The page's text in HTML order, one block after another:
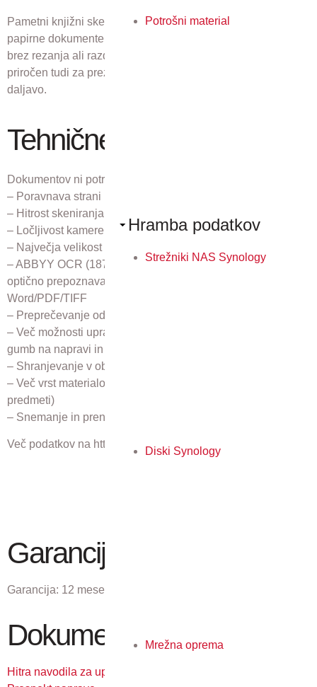
Potrošni material
Hramba podatkov
Strežniki NAS Synology
Diski Synology
Mrežna oprema
Pametni knjižni skener. Vse knjige, revije, pogodbe in druge
papirne dokumente do velikosti A3 lahko optično preberete
brez rezanja ali razdiranja vezave. Poleg tega je skener
priročen tudi za prezentacije na sestankih ali učenje na
daljavo.
Tehnične lastnosti
Dokumentov ni potrebno razvezati
– Poravnava strani in odstranjevanje prstov
– Hitrost skeniranja dvojne strani – 1,5 sek
– Ločljivost kamere – 16 MP
– Največja velikost predloge – A3
– ABBYY OCR (187 jezikov, vključno s slovenščino) –
optično prepoznavanje besedila in pretvorba v
Word/PDF/TIFF
– Preprečevanje odseva
– Več možnosti upravljanja (samodejno, daljinec, pedal,
gumb na napravi in gumb na zaslonu)
– Shranjevanje v oblak
– Več vrst materialov predlog (Vezane – knjige, nevezane,
predmeti)
– Snemanje in prenos videa
Več podatkov na https://www.xenon-forte.si/czur/
Garancija
Garancija: 12 mesecev
Dokumenti
Hitra navodila za uporabo